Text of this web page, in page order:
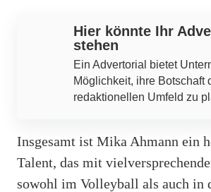
Hier könnte Ihr
stehen
Ein Advertorial bietet
Möglichkeit, ihre Botschaft
redaktionellen Umfeld zu
Insgesamt ist Mika Ahmann ein
Talent, das mit
sowohl im Volleyball als auch in